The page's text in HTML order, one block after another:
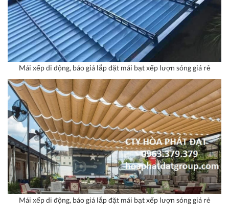
Mái xếp di động, báo giá lắp đặt mái bạt xếp lượn sóng giá rẻ
Mái xếp di động, báo giá lắp đặt mái bạt xếp lượn sóng giá rẻ